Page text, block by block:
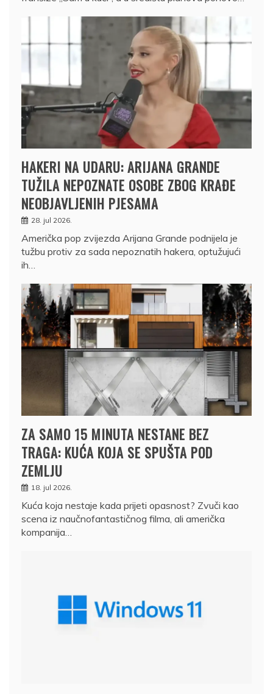
HAKERI NA UDARU: ARIJANA GRANDE
TUŽILA NEPOZNATE OSOBE ZBOG KRAĐE
NEOBJAVLJENIH PJESAMA
28. jul 2026.
Američka pop zvijezda Arijana Grande podnijela je
tužbu protiv za sada nepoznatih hakera, optužujući
ih…
ZA SAMO 15 MINUTA NESTANE BEZ
TRAGA: KUĆA KOJA SE SPUŠTA POD
ZEMLJU
18. jul 2026.
Kuća koja nestaje kada prijeti opasnost? Zvuči kao
scena iz naučnofantastičnog filma, ali američka
kompanija…